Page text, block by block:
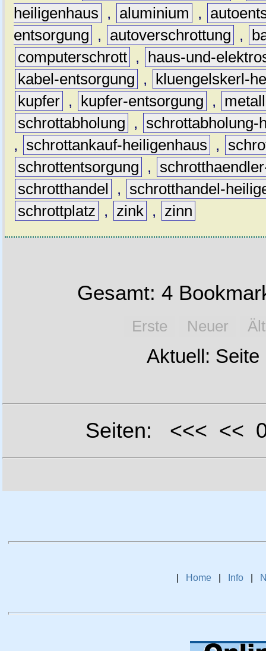
heiligenhaus
, aluminium ,
entsorgung
, autoverschrottung ,
computerschrott ,
haus-und-
kabel-entsorgung
,
kluengelskerl-
kupfer , kupfer-entsorgung ,
metall
schrottabholung
,
schrottabholung-
,
schrottankauf-heiligenhaus ,
schrottentsorgung
,
schrotthandel
,
schrotthandel-
schrottplatz
, zink , zinn
Gesamt: 4
Erste Neuer
Aktuell: Seite
Seiten: <<< <<
Home Info